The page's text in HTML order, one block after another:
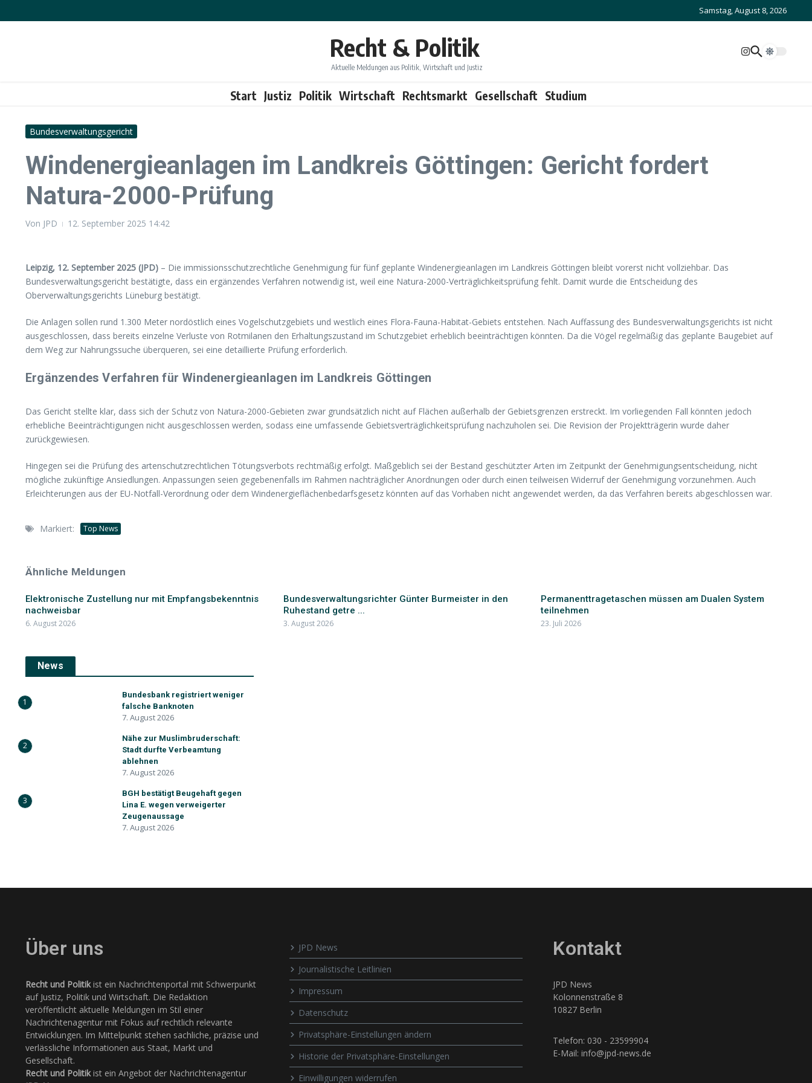
Samstag, August 8, 2026
Recht & Politik
Aktuelle Meldungen aus Politik, Wirtschaft und Justiz
Start Justiz Politik Wirtschaft Rechtsmarkt Gesellschaft Studium
Bundesverwaltungsgericht
Windenergieanlagen im Landkreis Göttingen: Gericht fordert
Natura-2000-Prüfung
Von JPD 12. September 2025 14:42
Leipzig, 12. September 2025 (JPD) – Die immissionsschutzrechtliche Genehmigung für fünf geplante Windenergieanlagen im Landkreis Göttingen bleibt vorerst nicht vollziehbar. Das
Bundesverwaltungsgericht bestätigte, dass ein ergänzendes Verfahren notwendig ist, weil eine Natura-2000-Verträglichkeitsprüfung fehlt. Damit wurde die Entscheidung des
Oberverwaltungsgerichts Lüneburg bestätigt.
Die Anlagen sollen rund 1.300 Meter nordöstlich eines Vogelschutzgebiets und westlich eines Flora-Fauna-Habitat-Gebiets entstehen. Nach Auffassung des Bundesverwaltungsgerichts ist nicht
ausgeschlossen, dass bereits einzelne Verluste von Rotmilanen den Erhaltungszustand im Schutzgebiet erheblich beeinträchtigen könnten. Da die Vögel regelmäßig das geplante Baugebiet auf
dem Weg zur Nahrungssuche überqueren, sei eine detaillierte Prüfung erforderlich.
Ergänzendes Verfahren für Windenergieanlagen im Landkreis Göttingen
Das Gericht stellte klar, dass sich der Schutz von Natura-2000-Gebieten zwar grundsätzlich nicht auf Flächen außerhalb der Gebietsgrenzen erstreckt. Im vorliegenden Fall könnten jedoch
erhebliche Beeinträchtigungen nicht ausgeschlossen werden, sodass eine umfassende Gebietsverträglichkeitsprüfung nachzuholen sei. Die Revision der Projektträgerin wurde daher
zurückgewiesen.
Hingegen sei die Prüfung des artenschutzrechtlichen Tötungsverbots rechtmäßig erfolgt. Maßgeblich sei der Bestand geschützter Arten im Zeitpunkt der Genehmigungsentscheidung, nicht
mögliche zukünftige Ansiedlungen. Anpassungen seien gegebenenfalls im Rahmen nachträglicher Anordnungen oder durch einen teilweisen Widerruf der Genehmigung vorzunehmen. Auch
Erleichterungen aus der EU-Notfall-Verordnung oder dem Windenergieflächenbedarfsgesetz könnten auf das Vorhaben nicht angewendet werden, da das Verfahren bereits abgeschlossen war.
Markiert: Top News
Ähnliche Meldungen
Elektronische Zustellung nur mit Empfangsbekenntnis
nachweisbar
6. August 2026
Bundesverwaltungsrichter Günter Burmeister in den
Ruhestand getre ...
3. August 2026
Permanenttragetaschen müssen am Dualen System
teilnehmen
23. Juli 2026
News
1
Bundesbank registriert weniger
falsche Banknoten
7. August 2026
2
Nähe zur Muslimbruderschaft:
Stadt durfte Verbeamtung
ablehnen
7. August 2026
3
BGH bestätigt Beugehaft gegen
Lina E. wegen verweigerter
Zeugenaussage
7. August 2026
Über uns
Recht und Politikist ein Nachrichtenportal mit Schwerpunkt
auf Justiz, Politik und Wirtschaft. Die Redaktion
veröffentlicht aktuelle Meldungen im Stil einer
Nachrichtenagentur mit Fokus auf rechtlich relevante
Entwicklungen. Im Mittelpunkt stehen sachliche, präzise und
verlässliche Informationen aus Staat, Markt und
Gesellschaft.
Recht und Politikist ein Angebot der Nachrichtenagentur
JPD News
Journalistische Leitlinien
Impressum
Datenschutz
Privatsphäre-Einstellungen ändern
Historie der Privatsphäre-Einstellungen
Einwilligungen widerrufen
Kontakt
JPD News
Kolonnenstraße 8
10827 Berlin
Telefon: 030 - 23599904
E-Mail: info@jpd-news.de